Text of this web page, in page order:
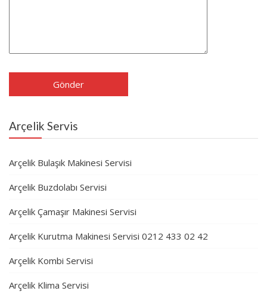
Arçelik Servis
Arçelik Bulaşık Makinesi Servisi
Arçelik Buzdolabı Servisi
Arçelik Çamaşır Makinesi Servisi
Arçelik Kurutma Makinesi Servisi 0212 433 02 42
Arçelik Kombi Servisi
Arçelik Klima Servisi